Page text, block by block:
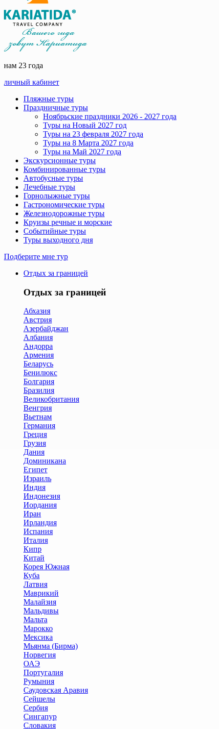
нам 23 года
личный кабинет
Пляжные туры
Праздничные туры
Ноябрьские праздники 2026 - 2027 года
Туры на Новый 2027 год
Туры на 23 февраля 2027 года
Туры на 8 Марта 2027 года
Туры на Май 2027 года
Экскурсионные туры
Комбинированные туры
Автобусные туры
Лечебные туры
Горнолыжные туры
Гастрономические туры
Железнодорожные туры
Круизы речные и морские
Событийные туры
Туры выходного дня
Подберите мне тур
Отдых за границей
Отдых за границей
Абхазия
Австрия
Азербайджан
Албания
Андорра
Армения
Беларусь
Бенилюкс
Болгария
Бразилия
Великобритания
Венгрия
Вьетнам
Германия
Греция
Грузия
Дания
Доминикана
Египет
Израиль
Индия
Индонезия
Иордания
Иран
Ирландия
Испания
Италия
Кипр
Китай
Корея Южная
Куба
Латвия
Маврикий
Малайзия
Мальдивы
Мальта
Марокко
Мексика
Мьянма (Бирма)
Норвегия
ОАЭ
Португалия
Румыния
Саудовская Аравия
Сейшелы
Сербия
Сингапур
Словакия